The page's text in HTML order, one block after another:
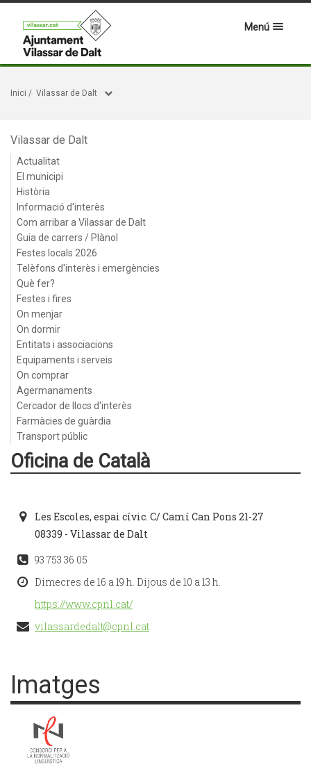
Menú
Inici / Vilassar de Dalt
Vilassar de Dalt
Actualitat
El municipi
Història
Informació d'interès
Com arribar a Vilassar de Dalt
Guia de carrers / Plànol
Festes locals 2026
Telèfons d'interès i emergències
Què fer?
Festes i fires
On menjar
On dormir
Entitats i associacions
Equipaments i serveis
On comprar
Agermanaments
Cercador de llocs d'interès
Farmàcies de guàrdia
Transport públic
Oficina de Català
Les Escoles, espai cívic. C/ Camí Can Pons 21-27
08339 - Vilassar de Dalt
93 753 36 05
Dimecres de 16 a 19 h. Dijous de 10 a 13 h.
https://www.cpnl.cat/
vilassardedalt@cpnl.cat
Imatges